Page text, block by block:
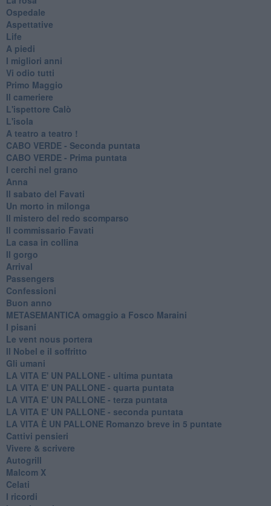
Ospedale
Aspettative
Life
A piedi
I migliori anni
Vi odio tutti
Primo Maggio
Il cameriere
L'ispettore Calò
L'isola
A teatro a teatro !
CABO VERDE - Seconda puntata
CABO VERDE - Prima puntata
I cerchi nel grano
Anna
Il sabato del Favati
Un morto in milonga
Il mistero del redo scomparso
Il commissario Favati
La casa in collina
Il gorgo
Arrival
Passengers
Confessioni
Buon anno
METASEMANTICA omaggio a Fosco Maraini
I pisani
Le vent nous portera
Il Nobel e il soffritto
Gli umani
LA VITA E' UN PALLONE - ultima puntata
LA VITA E' UN PALLONE - quarta puntata
LA VITA E' UN PALLONE - terza puntata
LA VITA E' UN PALLONE - seconda puntata
LA VITA È UN PALLONE Romanzo breve in 5 puntate
Cattivi pensieri
Vivere & scrivere
Autogrill
Malcom X
Celati
I ricordi